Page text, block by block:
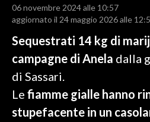
CALCIO REGIONALE
BASKET
VOLLEY
MOTORI
TENNIS
ALTRI SPORT
06 novembre 2024 alle 10:57
aggiornato il 24 maggio 2026 alle
Sequestrati 14 kg di
campagne di Anela dalla
di Sassari.
Le fiamme gialle hanno
stupefacente in un